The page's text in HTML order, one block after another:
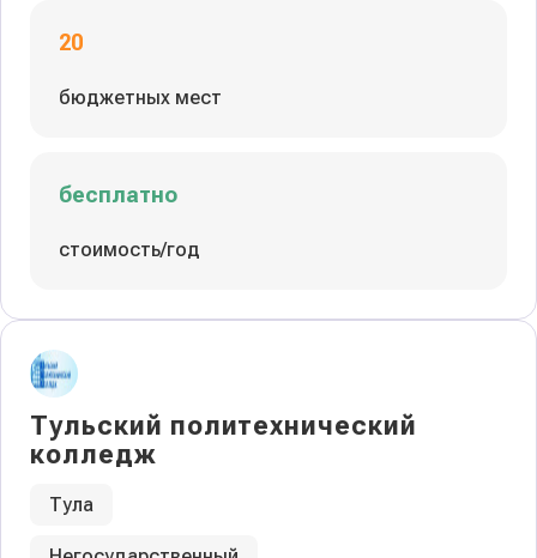
20
бюджетных мест
бесплатно
стоимость/год
Тульский политехнический
колледж
Тула